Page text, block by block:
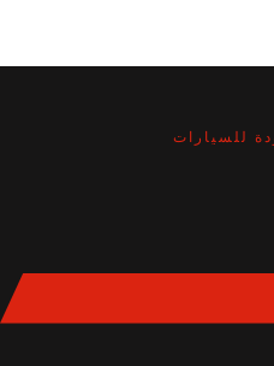
للسيارات